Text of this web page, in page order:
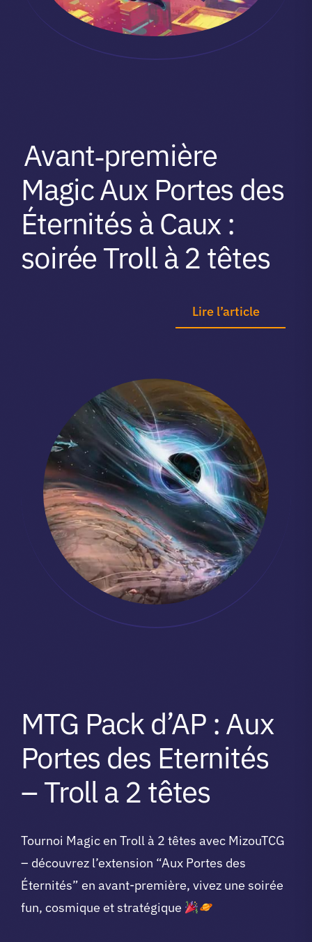
Avant‑première
Magic Aux Portes des
Éternités à Caux :
soirée Troll à 2 têtes
Lire l’article
MTG Pack d’AP : Aux
Portes des Eternités
– Troll a 2 têtes
Tournoi Magic en Troll à 2 têtes avec MizouTCG
– découvrez l’extension “Aux Portes des
Éternités” en avant-première, vivez une soirée
fun, cosmique et stratégique